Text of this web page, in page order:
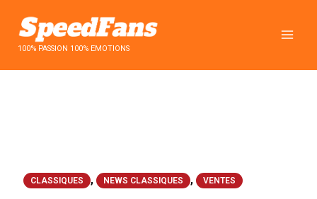
contenu100% PASSION 100% EMOTIONS
CLASSIQUES , NEWS CLASSIQUES , VENTES